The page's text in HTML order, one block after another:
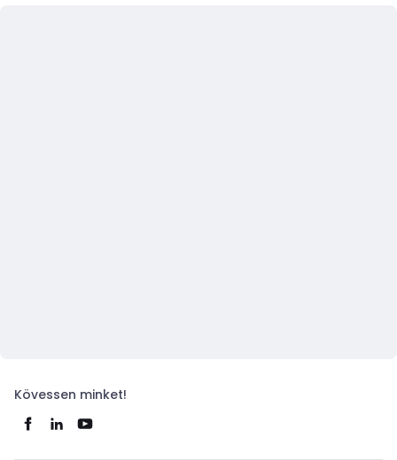
Kövessen minket!